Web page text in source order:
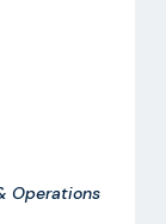
Operations